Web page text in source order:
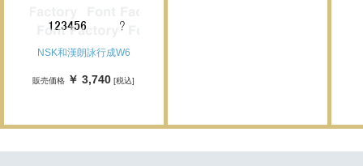
NSK和漢朗詠行成W6
販売価格 ￥ 3,740 [税込]